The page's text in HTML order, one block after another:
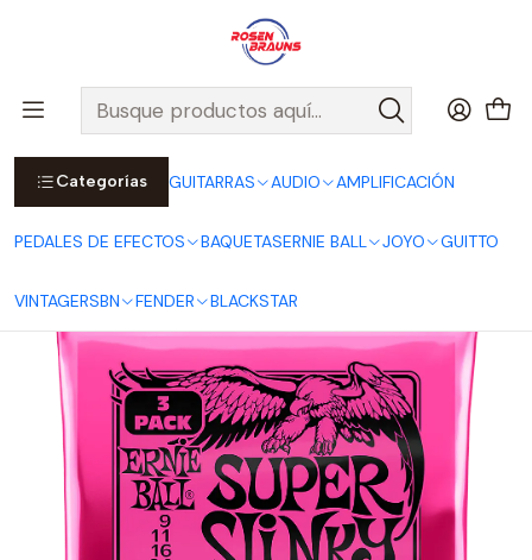
Categorías GUITARRAS AUDIO AMPLIFICACIÓN
PEDALES DE EFECTOS BAQUETASERNIE BALL JOYO GUITTO
VINTAGERSBN FENDER BLACKSTAR
Por compras sobre $25.000 en Santiago urbano, Colina o
Padre Hurtado, incluimos el despacho!
Ver Detalles
Inicio ERNIE BALL
CUERDAS ERNIE BALL
Cuerdas Eléctricas ERNIE BALL
SLINKY Series